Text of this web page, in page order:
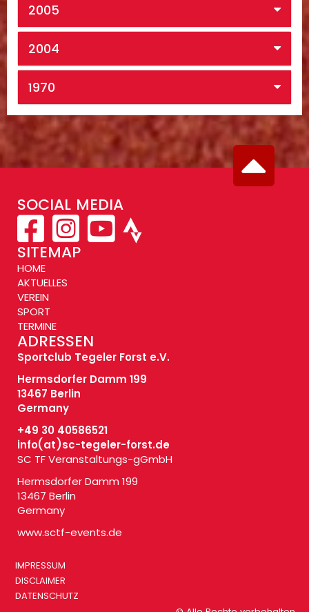
2005
2004
1970
SOCIAL MEDIA
SITEMAP
HOME
AKTUELLES
VEREIN
SPORT
TERMINE
ADRESSEN
Sportclub Tegeler Forst e.V.
Hermsdorfer Damm 199
13467 Berlin
Germany
+49 30 40586521
info(at)sc-tegeler-forst.de
SC TF Veranstaltungs-gGmbH
Hermsdorfer Damm 199
13467 Berlin
Germany
www.sctf-events.de
IMPRESSUM
DISCLAIMER
DATENSCHUTZ